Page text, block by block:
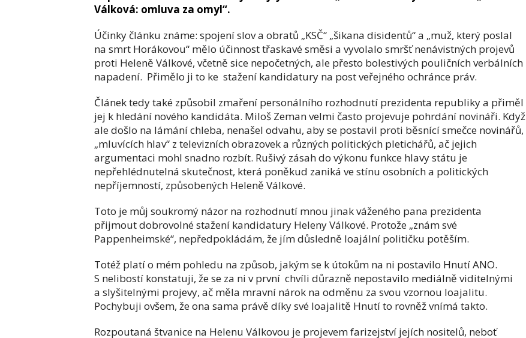
Válková: omluva za omyl“.
Účinky článku známe: spojení slov a obratů „KSČ“ „šikana disidentů“ a „muž, který poslal
na smrt Horákovou“ mělo účinnost třaskavé směsi a vyvolalo smršť nenávistných projevů
proti Heleně Válkové, včetně sice nepočetných, ale přesto bolestivých pouličních verbálních
napadení. Přimělo ji to ke stažení kandidatury na post veřejného ochránce práv.
Článek tedy také způsobil zmaření personálního rozhodnutí prezidenta republiky a přiměl
jej k hledání nového kandidáta. Miloš Zeman velmi často projevuje pohrdání novináři. Když
ale došlo na lámání chleba, nenašel odvahu, aby se postavil proti běsnící smečce novinářů,
„mluvících hlav“ z televizních obrazovek a různých politických pletichářů, ač jejich
argumentaci mohl snadno rozbít. Rušivý zásah do výkonu funkce hlavy státu je
nepřehlédnutelná skutečnost, která poněkud zaniká ve stínu osobních a politických
nepříjemností, způsobených Heleně Válkové.
Toto je můj soukromý názor na rozhodnutí mnou jinak váženého pana prezidenta
přijmout dobrovolné stažení kandidatury Heleny Válkové. Protože „znám své
Pappenheimské“, nepředpokládám, že jím důsledně loajální političku potěším.
Totéž platí o mém pohledu na způsob, jakým se k útokům na ni postavilo Hnutí ANO.
S nelibostí konstatuji, že se za ni v první chvíli důrazně nepostavilo mediálně viditelnými
a slyšitelnými projevy, ač měla mravní nárok na odměnu za svou vzornou loajalitu.
Pochybuji ovšem, že ona sama právě díky své loajalitě Hnutí to rovněž vnímá takto.
Rozpoutaná štvanice na Helenu Válkovou je projevem farizejství jejích nositelů, neboť